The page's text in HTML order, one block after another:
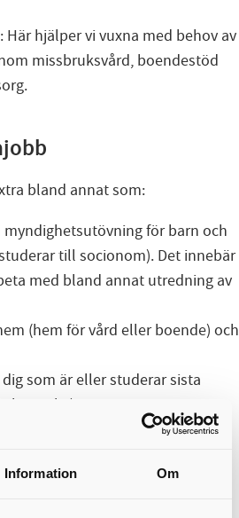
Information Om
Här hjälper vi vuxna med behov av
missbruksvård, boendestöd
bland annat som:
för barn och
till socionom). Det innebär
med bland annat utredning av
(hem för vård eller boende) och
som är eller studerar sista
eller pedagog inom
dig som är eller studerar till